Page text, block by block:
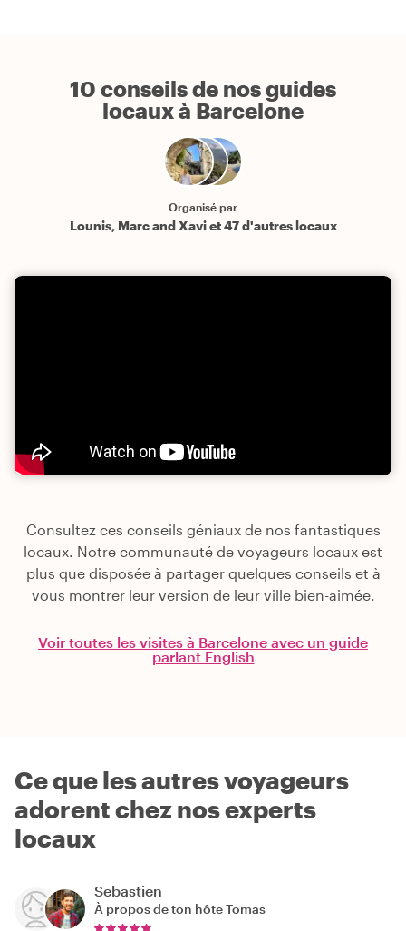
10 conseils de nos guides
locaux à Barcelone
Organisé par
Lounis, Marc and Xavi et 47 d'autres locaux
Consultez ces conseils géniaux de nos fantastiques
locaux. Notre communauté de voyageurs locaux est
plus que disposée à partager quelques conseils et à
vous montrer leur version de leur ville bien-aimée.
Voir toutes les visites à Barcelone avec un guide
parlant English
Ce que les autres voyageurs
adorent chez nos experts
locaux
Sebastien
À propos de ton hôteTomas